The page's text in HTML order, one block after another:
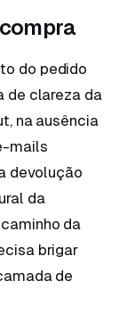
do pedido
de clareza da
na ausência
mails
devolução
da
da
brigar
de